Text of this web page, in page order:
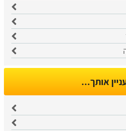
אותך...